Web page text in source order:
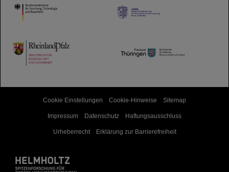
HMWK
TMWWDG
Cookie Einstellungen Cookie-Hinweise Sitemap
Impressum Datenschutz Haftungsausschluss
Urheberrecht Erklärung zur Barrierefreiheit